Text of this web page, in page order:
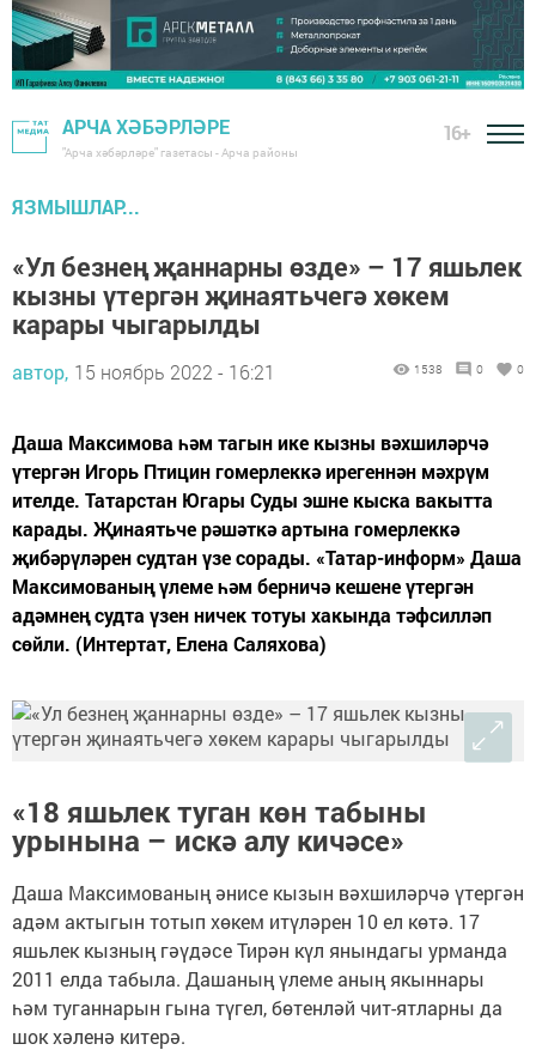
АРЧА ХӘБӘРЛӘРЕ
"Арча хәбәрләре" газетасы - Арча районы
16+
ЯЗМЫШЛАР...
«Ул безнең җаннарны өзде» – 17 яшьлек
кызны үтергән җинаятьчегә хөкем
карары чыгарылды
автор, 15 ноябрь 2022 - 16:21 1538 0 0
Даша Максимова һәм тагын ике кызны вәхшиләрчә
үтергән Игорь Птицин гомерлеккә ирегеннән мәхрүм
ителде. Татарстан Югары Суды эшне кыска вакытта
карады. Җинаятьче рәшәткә артына гомерлеккә
җибәрүләрен судтан үзе сорады. «Татар-информ» Даша
Максимованың үлеме һәм берничә кешене үтергән
адәмнең судта үзен ничек тотуы хакында тәфсилләп
сөйли. (Интертат, Елена Саляхова)
«18 яшьлек туган көн табыны
урынына – искә алу кичәсе»
Даша Максимованың әнисе кызын вәхшиләрчә үтергән
адәм актыгын тотып хөкем итүләрен 10 ел көтә. 17
яшьлек кызның гәүдәсе Тирән күл янындагы урманда
2011 елда табыла. Дашаның үлеме аның якыннары
һәм туганнарын гына түгел, бөтенләй чит-ятларны да
шок хәленә китерә.